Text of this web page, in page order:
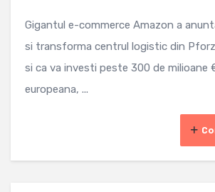
Gigantul e-commerce Amazon a
si transforma centrul logistic din
si ca va investi peste 300 de milioane
europeana, ...